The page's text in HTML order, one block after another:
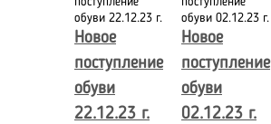
Новое
поступление
обуви
22.12.23 г.
Новое
поступление
обуви
02.12.23 г.